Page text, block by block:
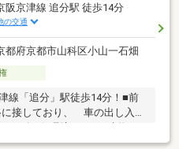
阪京津線 追分駅 徒歩14分
の交通
都府京都市山科区小山一石畑
線「追分」駅徒歩14分！■前
接しており、 車の出し入れ
■収益物件としての活用や、自